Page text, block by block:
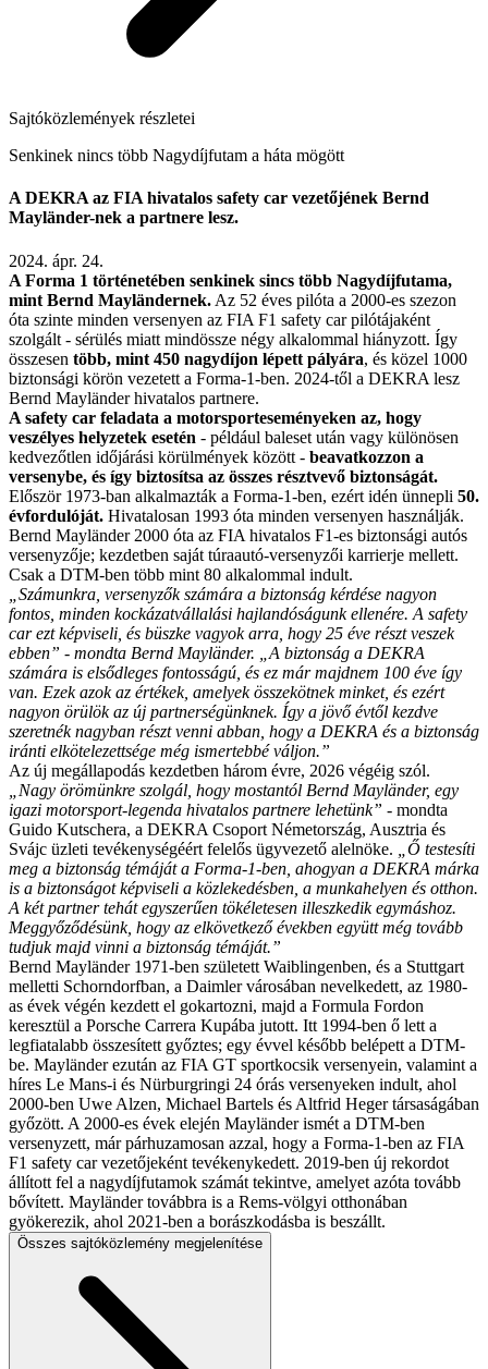
Sajtóközlemények részletei
Senkinek nincs több Nagydíjfutam a háta mögött
A DEKRA az FIA hivatalos safety car vezetőjének Bernd
Mayländer-nek a partnere lesz.
2024. ápr. 24.
A Forma 1 történetében senkinek sincs több Nagydíjfutama,
mint Bernd Mayländernek. Az 52 éves pilóta a 2000-es szezon
óta szinte minden versenyen az FIA F1 safety car pilótájaként
szolgált - sérülés miatt mindössze négy alkalommal hiányzott. Így
összesen több, mint 450 nagydíjon lépett pályára, és közel 1000
biztonsági körön vezetett a Forma-1-ben. 2024-től a DEKRA lesz
Bernd Mayländer hivatalos partnere.
A safety car feladata a motorsporteseményeken az, hogy
veszélyes helyzetek esetén - például baleset után vagy különösen
kedvezőtlen időjárási körülmények között - beavatkozzon a
versenybe, és így biztosítsa az összes résztvevő biztonságát.
Először 1973-ban alkalmazták a Forma-1-ben, ezért idén ünnepli 50.
évfordulóját. Hivatalosan 1993 óta minden versenyen használják.
Bernd Mayländer 2000 óta az FIA hivatalos F1-es biztonsági autós
versenyzője; kezdetben saját túraautó-versenyzői karrierje mellett.
Csak a DTM-ben több mint 80 alkalommal indult.
„Számunkra, versenyzők számára a biztonság kérdése nagyon
fontos, minden kockázatvállalási hajlandóságunk ellenére. A safety
car ezt képviseli, és büszke vagyok arra, hogy 25 éve részt veszek
ebben” - mondta Bernd Mayländer. „A biztonság a DEKRA
számára is elsődleges fontosságú, és ez már majdnem 100 éve így
van. Ezek azok az értékek, amelyek összekötnek minket, és ezért
nagyon örülök az új partnerségünknek. Így a jövő évtől kezdve
szeretnék nagyban részt venni abban, hogy a DEKRA és a biztonság
iránti elkötelezettsége még ismertebbé váljon.”
Az új megállapodás kezdetben három évre, 2026 végéig szól.
„Nagy örömünkre szolgál, hogy mostantól Bernd Mayländer, egy
igazi motorsport-legenda hivatalos partnere lehetünk” - mondta
Guido Kutschera, a DEKRA Csoport Németország, Ausztria és
Svájc üzleti tevékenységéért felelős ügyvezető alelnöke.
„Ő testesíti
meg a biztonság témáját a Forma-1-ben, ahogyan a DEKRA márka
is a biztonságot képviseli a közlekedésben, a munkahelyen és otthon.
A két partner tehát egyszerűen tökéletesen illeszkedik egymáshoz.
Meggyőződésünk, hogy az elkövetkező években együtt még tovább
tudjuk majd vinni a biztonság témáját.”
Bernd Mayländer 1971-ben született Waiblingenben, és a Stuttgart
melletti Schorndorfban, a Daimler városában nevelkedett, az 1980-
as évek végén kezdett el gokartozni, majd a Formula Fordon
keresztül a Porsche Carrera Kupába jutott. Itt 1994-ben ő lett a
legfiatalabb összesített győztes; egy évvel később belépett a DTM-
be. Mayländer ezután az FIA GT sportkocsik versenyein, valamint a
híres Le Mans-i és Nürburgringi 24 órás versenyeken indult, ahol
2000-ben Uwe Alzen, Michael Bartels és Altfrid Heger társaságában
győzött. A 2000-es évek elején Mayländer ismét a DTM-ben
versenyzett, már párhuzamosan azzal, hogy a Forma-1-ben az FIA
F1 safety car vezetőjeként tevékenykedett. 2019-ben új rekordot
állított fel a nagydíjfutamok számát tekintve, amelyet azóta tovább
bővített. Mayländer továbbra is a Rems-völgyi otthonában
gyökerezik, ahol 2021-ben a borászkodásba is beszállt.
Összes sajtóközlemény megjelenítése